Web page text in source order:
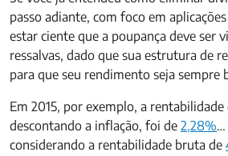
passo adiante, com foco em
estar ciente que a poupança deve ser
ressalvas, dado que sua estrutura de
para que seu rendimento seja sempre
Em 2015, por exemplo, a rentabilidade
descontando a inflação, foi de 2,28%…
considerando a rentabilidade bruta de